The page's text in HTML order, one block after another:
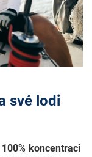
své lodi
100% koncentraci